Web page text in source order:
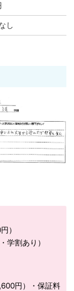
し
）
学割あり）
円）・保証料